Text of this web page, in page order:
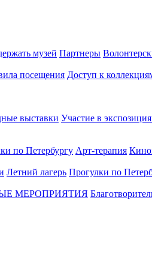
музей Партнеры
посещения Доступ к
выставки Участие в
по Петербургу Арт-терапия
Летний лагерь Прогулки по
МЕРОПРИЯТИЯ